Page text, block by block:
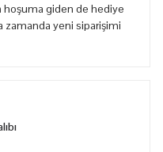
hoşuma giden de hediye
zamanda yeni siparişimi